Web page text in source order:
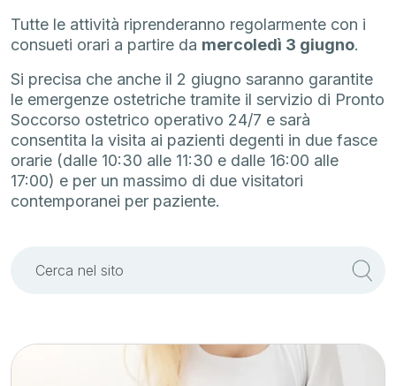
Tutte le attività riprenderanno regolarmente con i
consueti orari a partire da mercoledì 3 giugno.
Si precisa che anche il 2 giugno saranno garantite
le emergenze ostetriche tramite il servizio di Pronto
Soccorso ostetrico operativo 24/7 e sarà
consentita la visita ai pazienti degenti in due fasce
orarie (dalle 10:30 alle 11:30 e dalle 16:00 alle
17:00) e per un massimo di due visitatori
contemporanei per paziente.